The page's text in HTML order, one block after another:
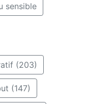
sensible
(203)
(147)